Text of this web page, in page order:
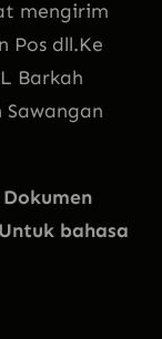
mengirim
Pos dll.Ke
Barkah
Sawangan
bahasa